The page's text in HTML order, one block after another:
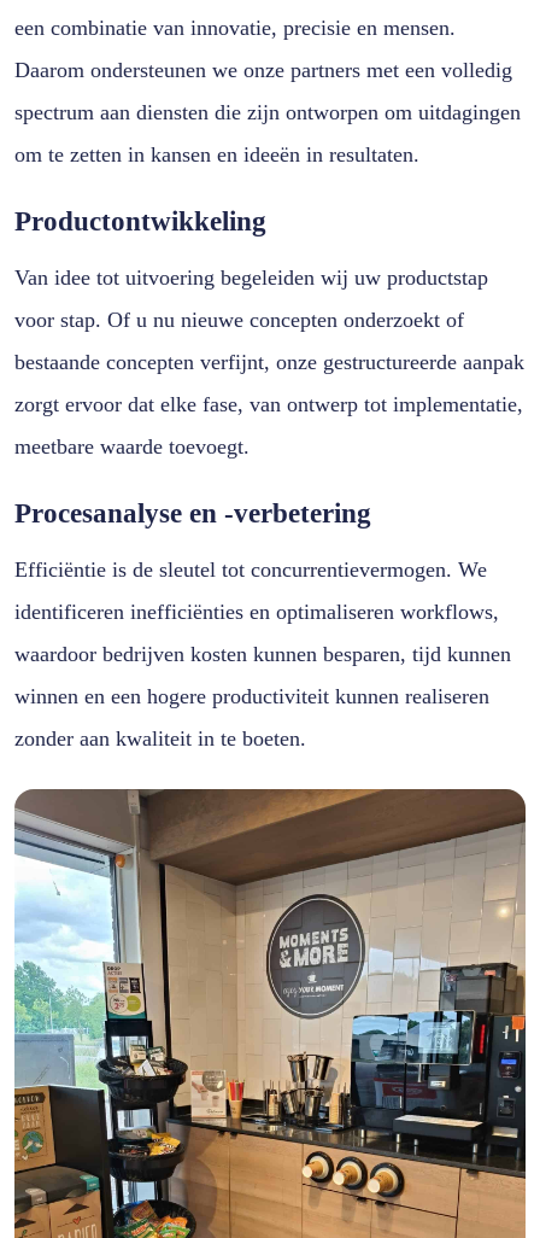
een combinatie van innovatie, precisie en mensen.
Daarom ondersteunen we onze partners met een volledig
spectrum aan diensten die zijn ontworpen om uitdagingen
om te zetten in kansen en ideeën in resultaten.
Productontwikkeling
Van idee tot uitvoering begeleiden wij uw productstap
voor stap. Of u nu nieuwe concepten onderzoekt of
bestaande concepten verfijnt, onze gestructureerde aanpak
zorgt ervoor dat elke fase, van ontwerp tot implementatie,
meetbare waarde toevoegt.
Procesanalyse en -verbetering
Efficiëntie is de sleutel tot concurrentievermogen. We
identificeren inefficiënties en optimaliseren workflows,
waardoor bedrijven kosten kunnen besparen, tijd kunnen
winnen en een hogere productiviteit kunnen realiseren
zonder aan kwaliteit in te boeten.